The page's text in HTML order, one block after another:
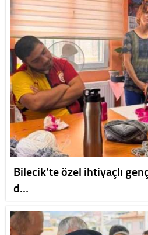
Bilecik’te özel ihtiyaçlı
d…